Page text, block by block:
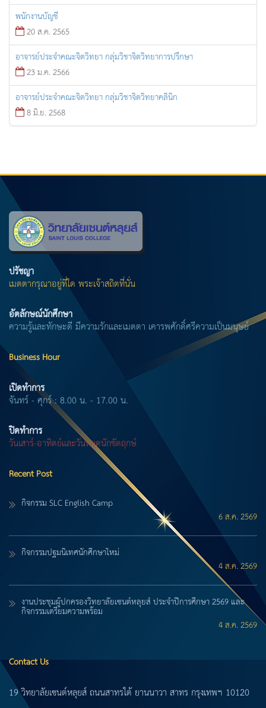
พนักงานบัญชี
20 ส.ค. 2565
อาจารย์ประจำคณะจิตวิทยา กลุ่มวิชาจิตวิทยาการปรึกษา
23 ม.ค. 2566
อาจารย์ประจำคณะจิตวิทยา กลุ่มวิชาจิตวิทยาคลินิก
8 มิ.ย. 2568
ปรัชญา
เมตตากรุณาอยู่ที่ใด พระเจ้าสถิตที่นั่น
อัตลักษณ์นักศึกษา
ความรู้และทักษะดี มีความรักและเมตตา เคารพศักดิ์ศรีความเป็นมนุษย์
Business Hour
เปิดทำการ
จันทร์ - ศุกร์ : 8.00 น. - 17.00 น.
ปิดทำการ
วันเสาร์-อาทิตย์และวันหยุดนักขัตฤกษ์
Recent Post
กิจกรรม SLC English Camp
6 ส.ค. 2569
กิจกรรมปฐมนิเทศนักศึกษาใหม่
4 ส.ค. 2569
งานประชุมผู้ปกครองวิทยาลัยเซนต์หลุยส์ ประจำปีการศึกษา 2569 และ
กิจกรรมเตรียมความพร้อม
4 ส.ค. 2569
Contact Us
19 วิทยาลัยเซนต์หลุยส์ ถนนสาทรใต้ ยานนาวา สาทร กรุงเทพฯ 10120